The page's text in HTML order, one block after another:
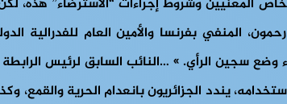
المعنيين وشروط إجراءات “الاسترضاء” هذه،
المنفي بفرنسا والأمين العام
وضع سجين الرأي. » …النائب السابق لرئيس
يندد الجزائريون بانعدام الحرية